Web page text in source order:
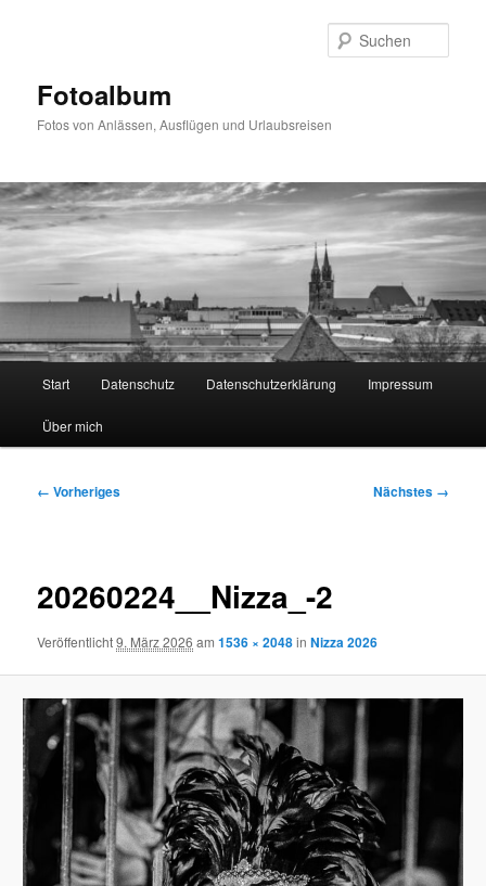
Fotoalbum
Fotos von Anlässen, Ausflügen und Urlaubsreisen
Start Datenschutz Datenschutzerklärung Impressum
Über mich
Bilder-
← Vorheriges Nächstes →
20260224__Nizza_-2
Veröffentlicht9. März 2026 am1536 × 2048inNizza 2026